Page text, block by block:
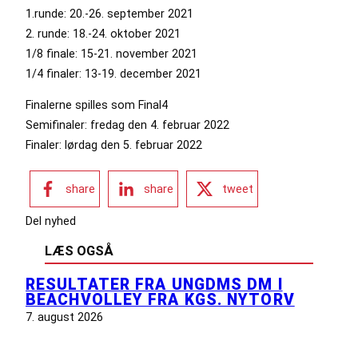
1.runde: 20.-26. september 2021
2. runde: 18.-24. oktober 2021
1/8 finale: 15-21. november 2021
1/4 finaler: 13-19. december 2021
Finalerne spilles som Final4
Semifinaler: fredag den 4. februar 2022
Finaler: lørdag den 5. februar 2022
share share tweet
Del nyhed
LÆS OGSÅ
RESULTATER FRA UNGDMS DM I
BEACHVOLLEY FRA KGS. NYTORV
7. august 2026